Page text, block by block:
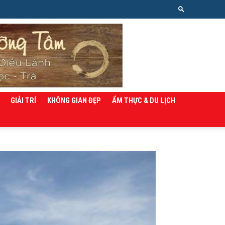
GIẢI TRÍ KHÔNG GIAN ĐẸP ẨM THỰC & DU LỊCH